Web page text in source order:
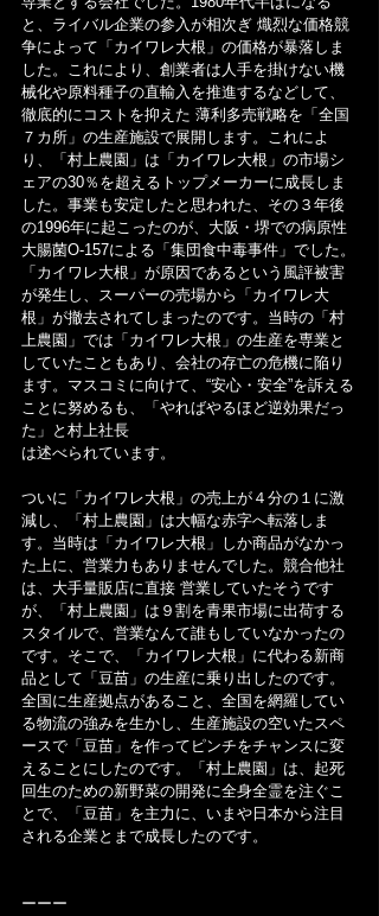
と、ライバル企業の参入が相次ぎ 熾烈な価格競
争によって「カイワレ大根」の価格が暴落しま
した。これにより、創業者は人手を掛けない機
械化や原料種子の直輸入を推進するなどして、
徹底的にコストを抑えた 薄利多売戦略を「全国
７カ所」の生産施設で展開します。これによ
り、「村上農園」は「カイワレ大根」の市場シ
ェアの30％を超えるトップメーカーに成長しま
した。事業も安定したと思われた、その３年後
の1996年に起こったのが、大阪・堺での病原性
大腸菌O-157による「集団食中毒事件」でした。
「カイワレ大根」が原因であるという風評被害
が発生し、スーパーの売場から「カイワレ大
根」が撤去されてしまったのです。当時の「村
上農園」では「カイワレ大根」の生産を専業と
していたこともあり、会社の存亡の危機に陥り
ます。マスコミに向けて、“安心・安全”を訴える
ことに努めるも、「やればやるほど逆効果だっ
た」と村上社長
は述べられています。
ついに「カイワレ大根」の売上が４分の１に激
減し、「村上農園」は大幅な赤字へ転落しま
す。当時は「カイワレ大根」しか商品がなかっ
た上に、営業力もありませんでした。競合他社
は、大手量販店に直接 営業していたそうです
が、「村上農園」は９割を青果市場に出荷する
スタイルで、営業なんて誰もしていなかったの
です。そこで、「カイワレ大根」に代わる新商
品として「豆苗」の生産に乗り出したのです。
全国に生産拠点があること、全国を網羅してい
る物流の強みを生かし、生産施設の空いたスペ
ースで「豆苗」を作ってピンチをチャンスに変
えることにしたのです。「村上農園」は、起死
回生のための新野菜の開発に全身全霊を注ぐこ
とで、「豆苗」を主力に、いまや日本から注目
される企業とまで成長したのです。
ーーー